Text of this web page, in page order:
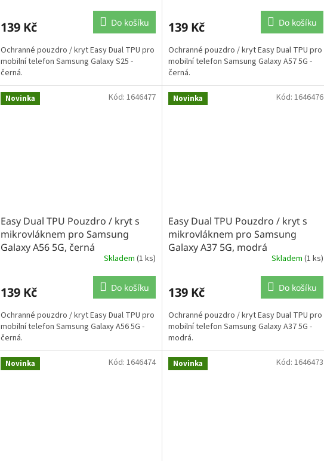
139 Kč Do košíku
Ochranné pouzdro / kryt Easy Dual TPU pro
mobilní telefon Samsung Galaxy S25 -
černá.
139 Kč Do košíku
Ochranné pouzdro / kryt Easy Dual TPU pro
mobilní telefon Samsung Galaxy A57 5G -
černá.
Novinka
Easy Dual TPU Pouzdro / kryt s
mikrovláknem pro Samsung
Galaxy A56 5G, černá
Skladem (1 ks)
139 Kč Do košíku
Ochranné pouzdro / kryt Easy Dual TPU pro
mobilní telefon Samsung Galaxy A56 5G -
černá.
Kód: 1646477 Novinka
Easy Dual TPU Pouzdro / kryt s
mikrovláknem pro Samsung
Galaxy A37 5G, modrá
Skladem (1 ks)
139 Kč Do košíku
Ochranné pouzdro / kryt Easy Dual TPU pro
mobilní telefon Samsung Galaxy A37 5G -
modrá.
Kód: 1646476
Novinka Kód: 1646474 Novinka Kód: 1646473